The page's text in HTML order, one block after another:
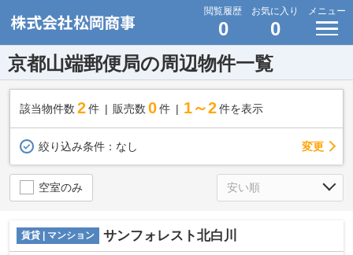
閲覧履歴
0
お気に入り
0
メニュー
京都山端郵便局の周辺物件一覧
該当物件数 2件 販売数 0 件 1～2 件を表示
絞り込み条件： なし 変更
空室のみ
賃貸 | マンション サンフォレスト北白川